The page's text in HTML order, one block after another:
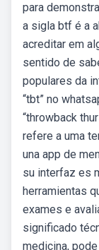
para
a sigla btf é a
acreditar em
sentido de
populares da
“tbt” no
“throwback
refere a uma
una app de
su interfaz es
herramientas
exames e
significado
medicina,